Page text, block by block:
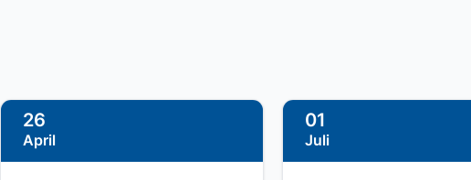
26
April
01
Juli